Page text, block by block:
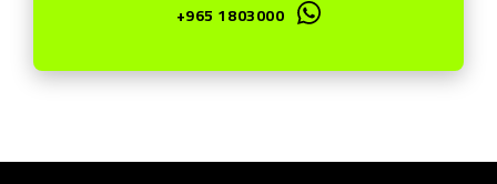
+965 1803000